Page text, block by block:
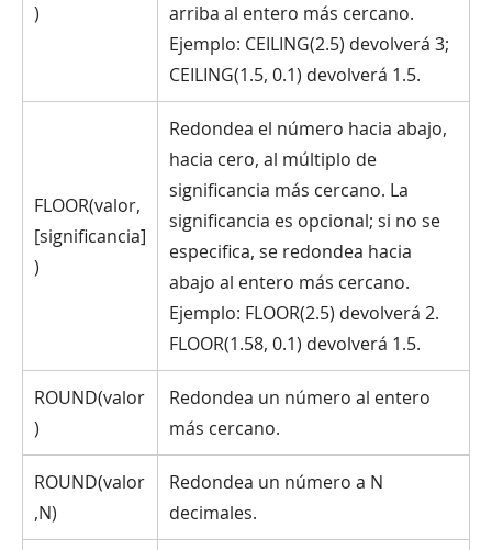
)
arriba al entero más cercano.
Ejemplo: CEILING(2.5) devolverá 3;
CEILING(1.5, 0.1) devolverá 1.5.
FLOOR(valor,
[significancia]
)
Redondea el número hacia abajo,
hacia cero, al múltiplo de
significancia más cercano. La
significancia es opcional; si no se
especifica, se redondea hacia
abajo al entero más cercano.
Ejemplo: FLOOR(2.5) devolverá 2.
FLOOR(1.58, 0.1) devolverá 1.5.
ROUND(valor
)
Redondea un número al entero
más cercano.
ROUND(valor
,N)
Redondea un número a N
decimales.